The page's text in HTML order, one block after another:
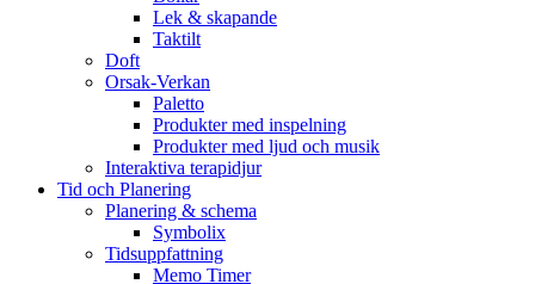
Lek & skapande
Taktilt
Doft
Orsak-Verkan
Paletto
Produkter med inspelning
Produkter med ljud och musik
Interaktiva terapidjur
Tid och Planering
Planering & schema
Symbolix
Tidsuppfattning
Memo Timer